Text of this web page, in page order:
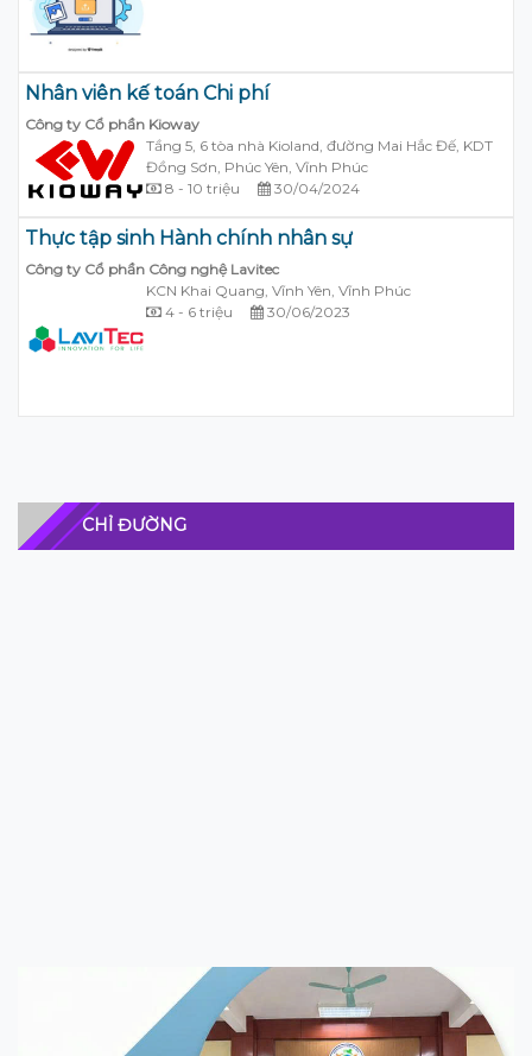
Nhân viên kế toán Chi phí
Công ty Cổ phần Kioway
Tầng 5, 6 tòa nhà Kioland, đường Mai Hắc Đế, KDT
Đồng Sơn, Phúc Yên, Vĩnh Phúc
8 - 10 triệu
30/04/2024
Thực tập sinh Hành chính nhân sự
Công ty Cổ phần Công nghệ Lavitec
KCN Khai Quang, Vĩnh Yên, Vĩnh Phúc
4 - 6 triệu
30/06/2023
CHỈ ĐƯỜNG